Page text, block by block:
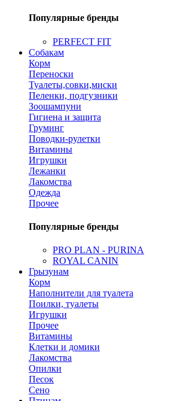
Популярные бренды
PERFECT FIT
Собакам
Корм
Переноски
Туалеты,совки,миски
Пеленки, подгузники
Зоошампуни
Гигиена и защита
Груминг
Поводки-рулетки
Витамины
Игрушки
Лежанки
Лакомства
Одежда
Прочее
Популярные бренды
PRO PLAN - PURINA
ROYAL CANIN
Грызунам
Корм
Наполнители для туалета
Поилки, туалеты
Игрушки
Прочее
Витамины
Клетки и домики
Лакомства
Опилки
Песок
Сено